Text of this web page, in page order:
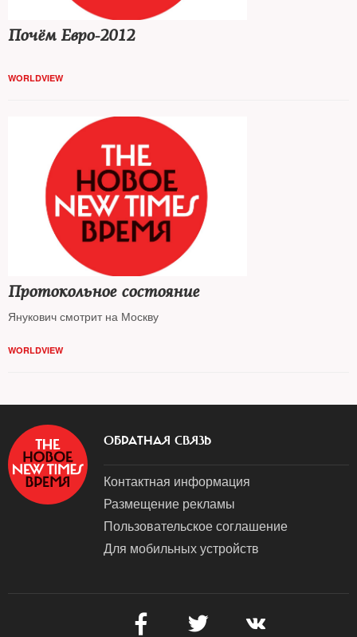
Почём Евро-2012
WORLDVIEW
Протокольное состояние
Янукович смотрит на Москву
WORLDVIEW
ОБРАТНАЯ СВЯЗЬ
Контактная информация
Размещение рекламы
Пользовательское соглашение
Для мобильных устройств